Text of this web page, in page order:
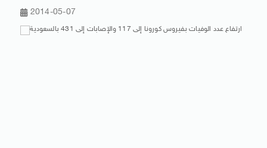
2014-05-07